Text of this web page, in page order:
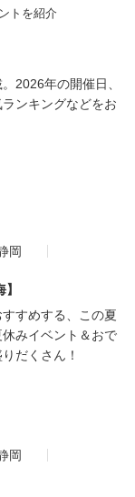
トを紹介
2026年の開催日、
ンキングなどをお
岡
すめする、この夏
みイベント＆おで
だくさん！
岡